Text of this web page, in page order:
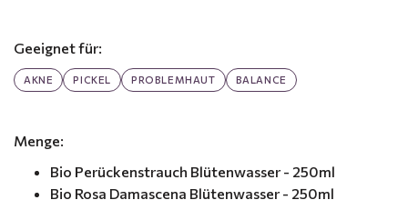
Geeignet für:
AKNE PICKEL PROBLEMHAUT BALANCE
Menge:
Bio Perückenstrauch Blütenwasser - 250ml
Bio Rosa Damascena Blütenwasser - 250ml